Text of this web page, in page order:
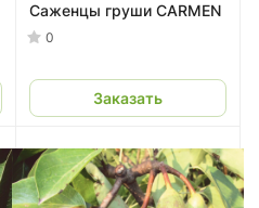
Саженцы груши CARMEN
0
Заказать